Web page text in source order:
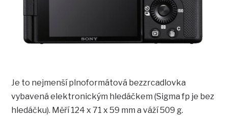
Je to nejmenší plnoformátová bezzrcadlovka
vybavená elektronickým hledáčkem (Sigma fp je bez
hledáčku). Měří 124 x 71 x 59 mm a váží 509 g.